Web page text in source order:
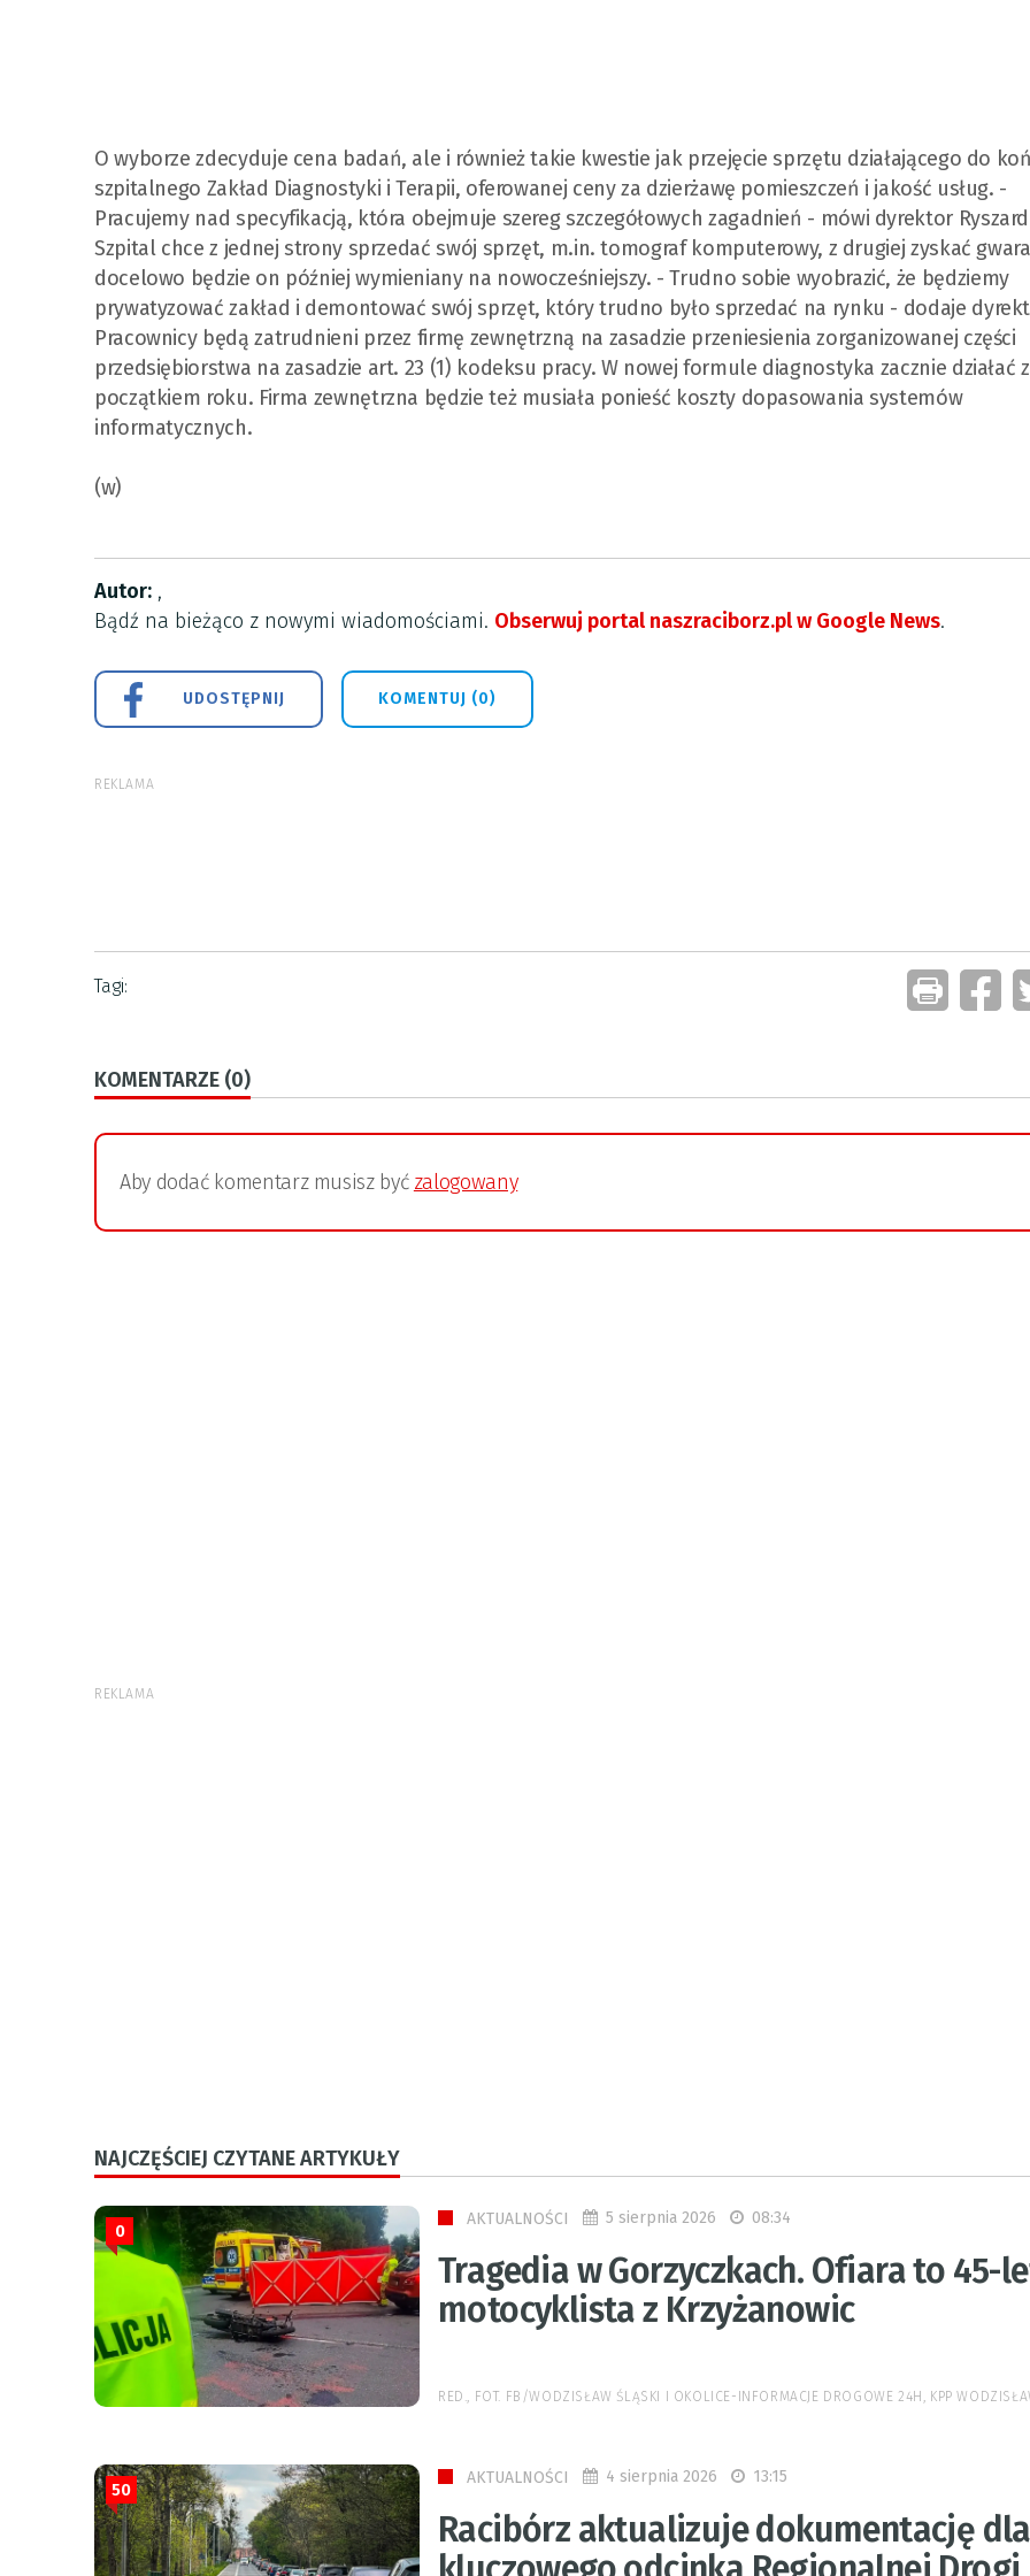
O wyborze zdecyduje cena badań, ale i również takie kwestie jak przejęcie sprzętu działającego do
szpitalnego Zakład Diagnostyki i Terapii, oferowanej ceny za dzierżawę pomieszczeń i jakość usług. -
Pracujemy nad specyfikacją, która obejmuje szereg szczegółowych zagadnień - mówi dyrektor
Szpital chce z jednej strony sprzedać swój sprzęt, m.in. tomograf komputerowy, z drugiej zyskać
docelowo będzie on później wymieniany na nowocześniejszy. - Trudno sobie wyobrazić, że będziemy
prywatyzować zakład i demontować swój sprzęt, który trudno było sprzedać na rynku - dodaje
Pracownicy będą zatrudnieni przez firmę zewnętrzną na zasadzie przeniesienia zorganizowanej części
przedsiębiorstwa na zasadzie art. 23 (1) kodeksu pracy. W nowej formule diagnostyka zacznie działać z
początkiem roku. Firma zewnętrzna będzie też musiała ponieść koszty dopasowania systemów
informatycznych.
(w)
Autor: ,
Bądź na bieżąco z nowymi wiadomościami. Obserwuj portal naszraciborz.pl w Google News.
UDOSTĘPNIJ KOMENTUJ (0)
REKLAMA
Tagi:
KOMENTARZE (0)
Aby dodać komentarz musisz być zalogowany
REKLAMA
NAJCZĘŚCIEJ CZYTANE ARTYKUŁY
AKTUALNOŚCI 5 sierpnia 2026 08:34
Tragedia w Gorzyczkach. Ofiara to 45-
motocyklista z Krzyżanowic
0
RED., FOT. FB/WODZISŁAW ŚLĄSKI I OKOLICE-INFORMACJE DROGOWE 24H, KPP
AKTUALNOŚCI 4 sierpnia 2026 13:15
Racibórz aktualizuje dokumentację dla
50